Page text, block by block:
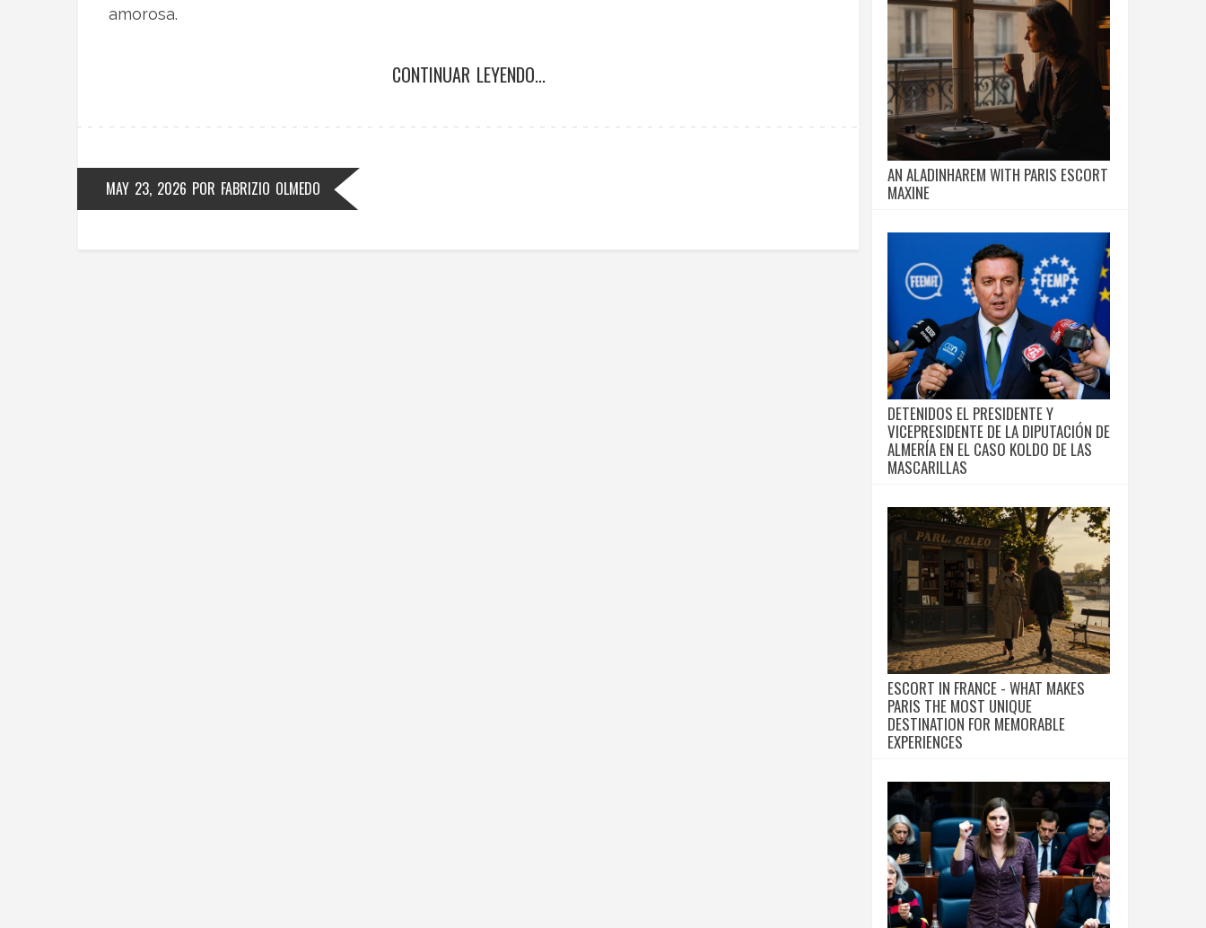
amorosa.
CONTINUAR LEYENDO...
MAY 23, 2026 POR FABRIZIO OLMEDO
AN ALADINHAREM WITH PARIS ESCORT
MAXINE
DETENIDOS EL PRESIDENTE Y
VICEPRESIDENTE DE LA DIPUTACIÓN DE
ALMERÍA EN EL CASO KOLDO DE LAS
MASCARILLAS
ESCORT IN FRANCE - WHAT MAKES
PARIS THE MOST UNIQUE
DESTINATION FOR MEMORABLE
EXPERIENCES